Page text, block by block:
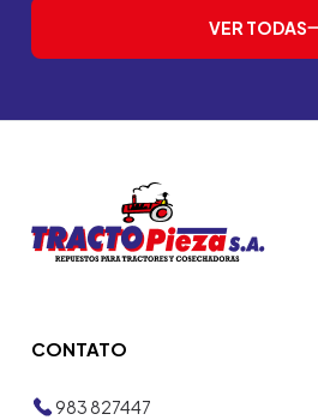
VER TODAS
CONTATO
983 827447